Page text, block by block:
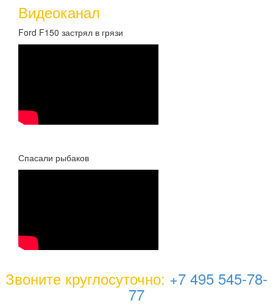
Видеоканал
Ford F150 застрял в грязи
Спасали рыбаков
Звоните круглосуточно: +7 495 545-78-
77